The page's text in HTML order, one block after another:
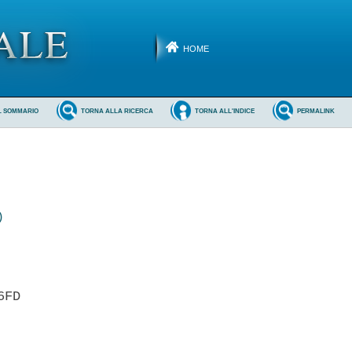
HOME
PERMALINK
TORNA ALL'INDICE
TORNA ALLA RICERCA
SOMMARIO